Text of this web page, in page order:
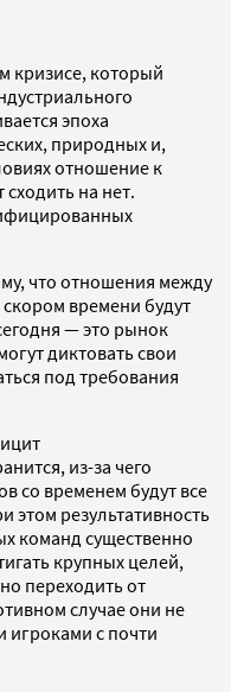
кризисе, который
эпоха
природных и,
отношение к
сходить на нет.
что отношения между
времени будут
— это рынок
диктовать свои
под требования
из-за чего
со временем будут все
результативность
команд существенно
крупных целей,
переходить от
случае они не
игроками с почти